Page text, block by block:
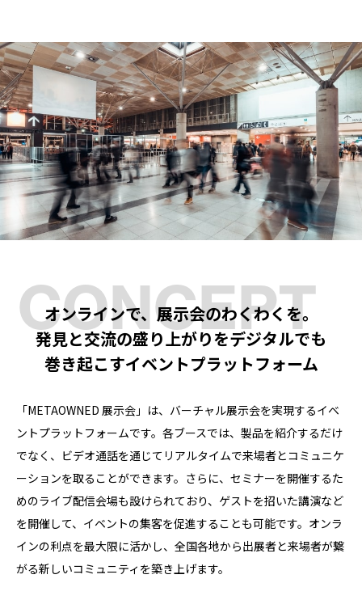
CONCEPT
オンラインで、展示会のわくわくを。
発見と交流の盛り上がりをデジタルでも
巻き起こすイベントプラットフォーム
「METAOWNED 展示会」は、バーチャル展示会を実現するイベ
ントプラットフォームです。各ブースでは、製品を紹介するだけ
でなく、ビデオ通話を通じてリアルタイムで来場者とコミュニケ
ーションを取ることができます。さらに、セミナーを開催するた
めのライブ配信会場も設けられており、ゲストを招いた講演など
を開催して、イベントの集客を促進することも可能です。オンラ
インの利点を最大限に活かし、全国各地から出展者と来場者が繋
がる新しいコミュニティを築き上げます。